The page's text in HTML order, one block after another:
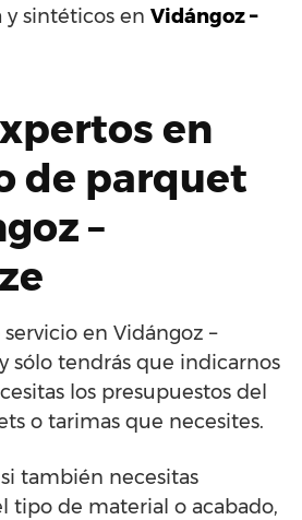
y sintéticos en Vidángoz –
en
de parquet
–
en Vidángoz –
sólo tendrás que indicarnos
los presupuestos del
o tarimas que necesites.
también necesitas
tipo de material o acabado,